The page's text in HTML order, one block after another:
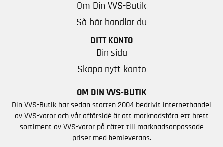
Om Din VVS-Butik
Så här handlar du
DITT KONTO
Din sida
Skapa nytt konto
OM DIN VVS-BUTIK
Din VVS-Butik har sedan starten 2004 bedrivit internethandel
av VVS-varor och vår affärsidé är att marknadsföra ett brett
sortiment av VVS-varor på nätet till marknadsanpassade
priser med hemleverans.